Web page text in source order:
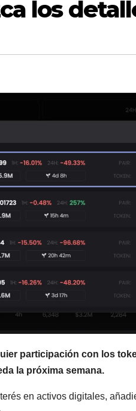
los
participación con los
la próxima semana.
en activos digitales,